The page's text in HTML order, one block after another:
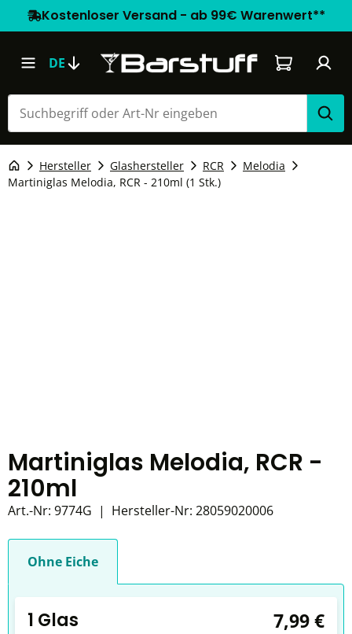
Kostenloser Versand - ab 99€ Warenwert**
DE Warenkorb
Hersteller Glashersteller RCR
Melodia
Martiniglas Melodia, RCR - 210ml (1 Stk.)
Martiniglas Melodia, RCR -
210ml
Art.-Nr: 9774G | Hersteller-Nr: 28059020006
Ohne Eiche
1 Glas 7,99 €